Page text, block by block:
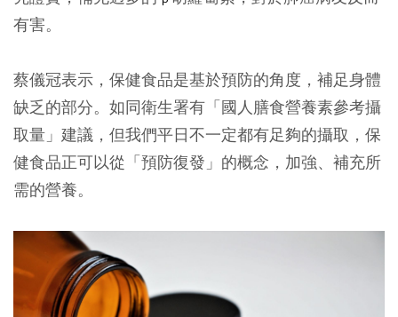
有害。
蔡儀冠表示，保健食品是基於預防的角度，補足身體
缺乏的部分。如同衛生署有「國人膳食營養素參考攝
取量」建議，但我們平日不一定都有足夠的攝取，保
健食品正可以從「預防復發」的概念，加強、補充所
需的營養。